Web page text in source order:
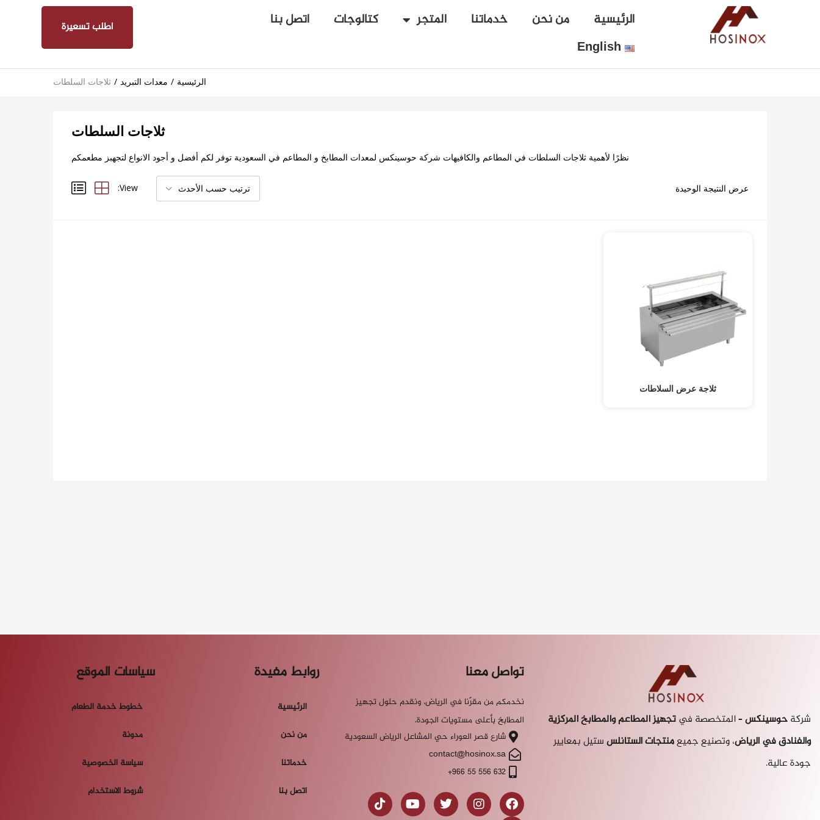
الرئيسية من نحن خدماتنا المتجر كتالوجات
اتصل بنا
English
اطلب تسعيرة
الرئيسية معدات التبريد ثلاجات السلطات
ثلاجات السلطات
نظرًا لأهمية ثلاجات السلطات في المطاعم والكافيهات شركة حوسينكس لمعدات المطابخ و المطاعم في السعودية توفر لكم أفضل و أجود الانواع لتجهبز مطعمكم
عرض النتيجة الوحيدة ترتيب حسب الأحدث View:
ثلاجة عرض السلاطات
شركةحوسينكس– المتخصصة فيتجهيز المطاعم والمطابخالمركزية
والفنادق في الرياض، وتصنيع جميعمنتجات الستانلسستيل بمعايير
جودة عالية.
تواصل معنا
نخدمكم من مقرّنا في الرياض، ونقدم حلول تجهيز
المطابخ بأعلى مستويات الجودة.
شارع قصر العوراء حي المشاعل الرياض السعودية
contact@hosinox.sa
‎+966 55 556 632
روابط مفيدة
الرئيسية
من نحن
خدماتنا
اتصل بنا
سياسات الموقع
خطوط خدمة الطعام
مدونة
سياسة الخصوصية
شروط الاستخدام